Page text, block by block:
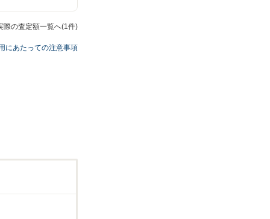
際の査定額一覧へ(1件)
にあたっての注意事項